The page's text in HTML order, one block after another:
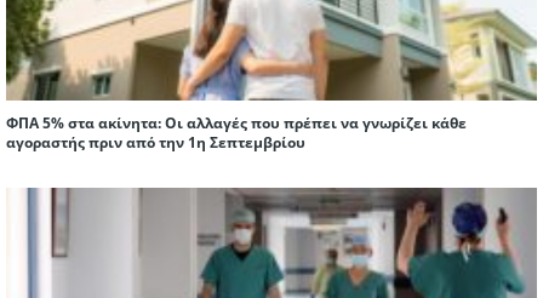
ΦΠΑ 5% στα ακίνητα: Οι αλλαγές που πρέπει να γνωρίζει κάθε
αγοραστής πριν από την 1η Σεπτεμβρίου